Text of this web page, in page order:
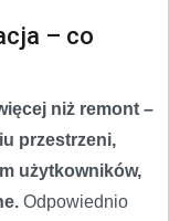
– co
niż remont –
przestrzeni,
użytkowników,
Odpowiednio